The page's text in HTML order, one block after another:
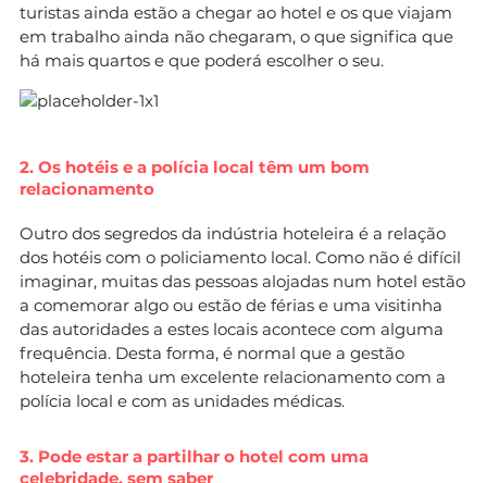
turistas ainda estão a chegar ao hotel e os que viajam
em trabalho ainda não chegaram, o que significa que
há mais quartos e que poderá escolher o seu.
2. Os hotéis e a polícia local têm um bom
relacionamento
Outro dos segredos da indústria hoteleira é a relação
dos hotéis com o policiamento local. Como não é difícil
imaginar, muitas das pessoas alojadas num hotel estão
a comemorar algo ou estão de férias e uma visitinha
das autoridades a estes locais acontece com alguma
frequência. Desta forma, é normal que a gestão
hoteleira tenha um excelente relacionamento com a
polícia local e com as unidades médicas.
3. Pode estar a partilhar o hotel com uma
celebridade, sem saber